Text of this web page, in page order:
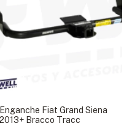
Enganche Fiat Grand Siena
2013+ Bracco Tracc